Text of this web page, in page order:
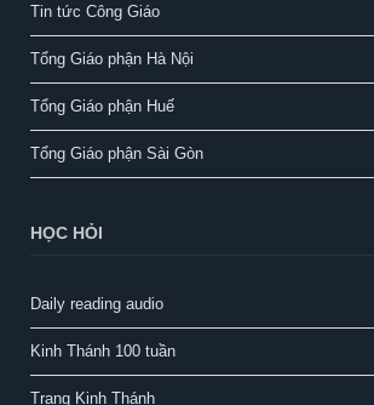
Tin tức Công Giáo
Tổng Giáo phận Hà Nội
Tổng Giáo phận Huế
Tổng Giáo phận Sài Gòn
HỌC HỎI
Daily reading audio
Kinh Thánh 100 tuần
Trang Kinh Thánh